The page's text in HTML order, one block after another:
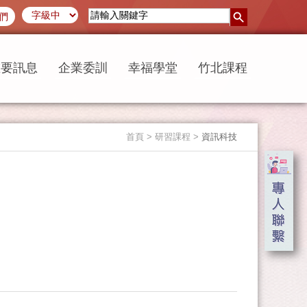
訊息 企業委訓 幸福學堂 竹北課程
首頁 > 研習課程 > 資訊科技